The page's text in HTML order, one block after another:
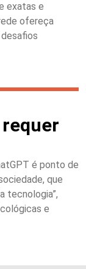
exatas e
ofereça
é ponto de
que
tecnologia”,
e